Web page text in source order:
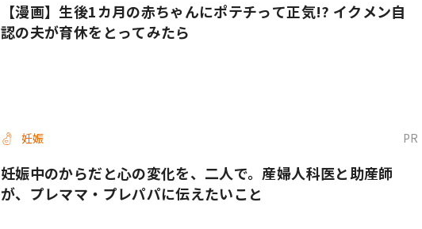
【漫画】生後1カ月の赤ちゃんにポテチって正気!? イクメン自
認の夫が育休をとってみたら
妊娠 PR
妊娠中のからだと心の変化を、二人で。産婦人科医と助産師
が、プレママ・プレパパに伝えたいこと